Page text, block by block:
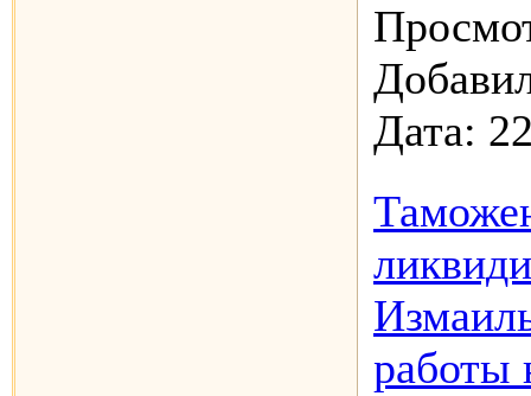
Дата:
работы